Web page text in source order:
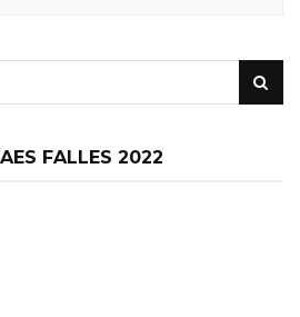
FALLES 2022